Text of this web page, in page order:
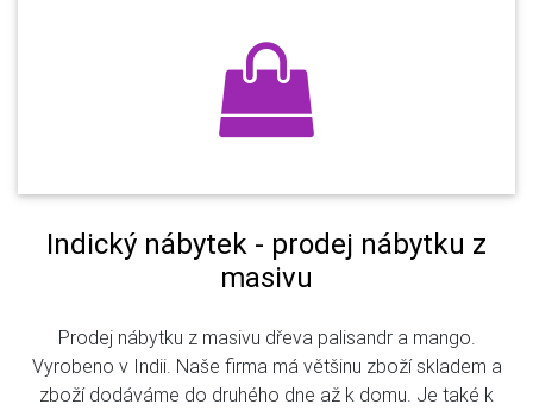
Indický nábytek - prodej nábytku z
masivu
Prodej nábytku z masivu dřeva palisandr a mango.
Vyrobeno v Indii. Naše firma má většinu zboží skladem a
zboží dodáváme do druhého dne až k domu. Je také k